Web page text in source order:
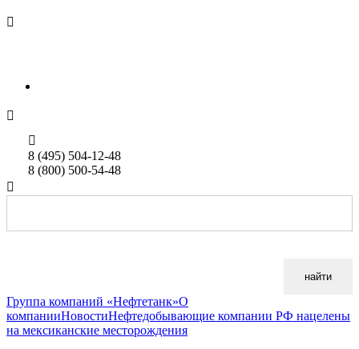



8 (495) 504-12-48
8 (800) 500-54-48

найти
Группа компаний «Нефтетанк»О
компанииНовостиНефтедобывающие компании РФ нацелены
на мексиканские месторождения